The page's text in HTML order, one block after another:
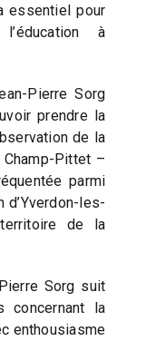
essentiel pour
à
Pierre Sorg
prendre la
de la
Champ-Pittet –
parmi
les-
de la
Sorg suit
concernant la
enthousiasme